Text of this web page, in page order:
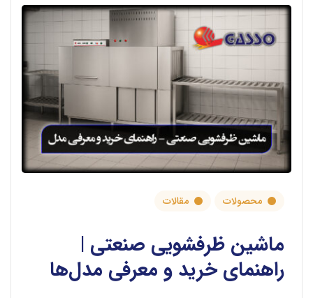
محصولات مقالات
ماشین ظرفشویی صنعتی |
راهنمای خرید و معرفی مدل‌ها